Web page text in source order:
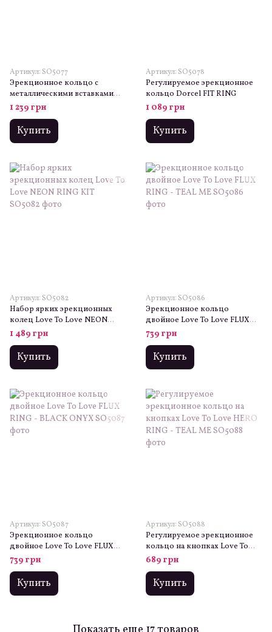
Артикул: SO5077
Эрекционное кольцо с
металлическими вставками
Dorcel STRONGER RING
1 239 грн
Купить
Артикул: SO5078
Регулируемое эрекционное
кольцо Dorcel FIT RING
1 089 грн
Купить
Артикул: SO5082
Набор ярких эрекционных
колец Love To Love NEON
RING KIT
1 489 грн
Купить
Артикул: SO5086
Эрекционное кольцо
двойное Love To Love FLUX
RING - TEAL ME
739 грн
Купить
Артикул: SO5087
Эрекционное кольцо
двойное Love To Love FLUX
RING - BLACK ONYX
739 грн
Купить
Артикул: SO5088
Регулируемое эрекционное
кольцо на кнопках Love To
Love HERO RING - TEAL ME
689 грн
Купить